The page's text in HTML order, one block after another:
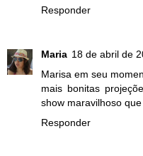
Responder
Maria 18 de abril de
Marisa em seu
mais bonitas
show maravilhoso que
Responder